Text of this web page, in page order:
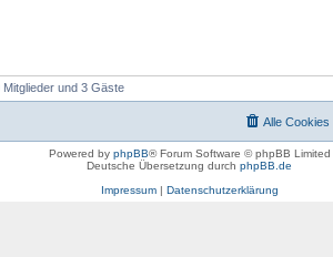
und 3 Gäste
Alle Cookies
Powered by phpBB® Forum Software © phpBB Limited
Deutsche Übersetzung durch phpBB.de
Impressum| Datenschutzerklärung